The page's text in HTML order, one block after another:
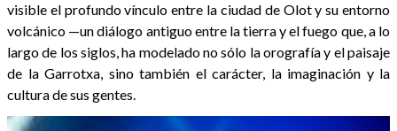
visible el profundo vínculo entre la ciudad de Olot y su entorno
volcánico —un diálogo antiguo entre la tierra y el fuego que, a lo
largo de los siglos, ha modelado no sólo la orografía y el paisaje
de la Garrotxa, sino también el carácter, la imaginación y la
cultura de sus gentes.